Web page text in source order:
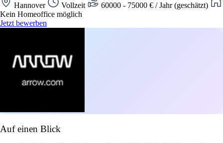
Hannover Vollzeit
60000 - 75000 € / Jahr (geschätzt)
Kein Homeoffice möglich
Jetzt bewerben
Auf einen Blick